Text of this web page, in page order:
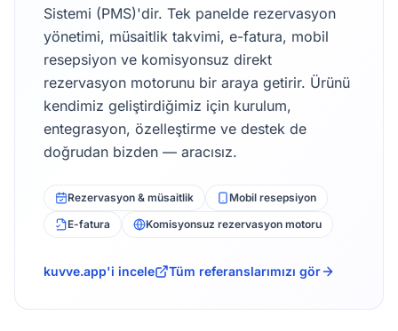
Sistemi (PMS)'dir. Tek panelde rezervasyon
yönetimi, müsaitlik takvimi, e-fatura, mobil
resepsiyon ve komisyonsuz direkt
rezervasyon motorunu bir araya getirir. Ürünü
kendimiz geliştirdiğimiz için kurulum,
entegrasyon, özelleştirme ve destek de
doğrudan bizden — aracısız.
Rezervasyon & müsaitlik
Mobil resepsiyon
E-fatura
Komisyonsuz rezervasyon motoru
kuvve.app'i incele Tüm referanslarımızı gör